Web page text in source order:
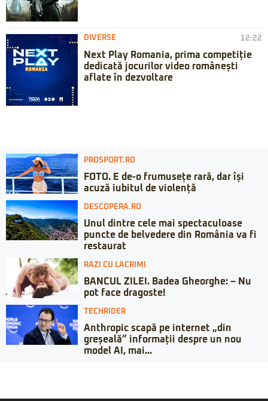
DIVERSE 12:22
Next Play Romania, prima competiție
dedicată jocurilor video românești
aflate în dezvoltare
PROSPORT.RO
FOTO. E de-o frumusețe rară, dar își
acuză iubitul de violență
DESCOPERA.RO
Unul dintre cele mai spectaculoase
puncte de belvedere din România va fi
restaurat
RAZI CU LACRIMI
BANCUL ZILEI. Badea Gheorghe: – Nu
pot face dragoste!
TECHRIDER
Anthropic scapă pe internet „din
greșeală” informații despre un nou
model AI, mai...